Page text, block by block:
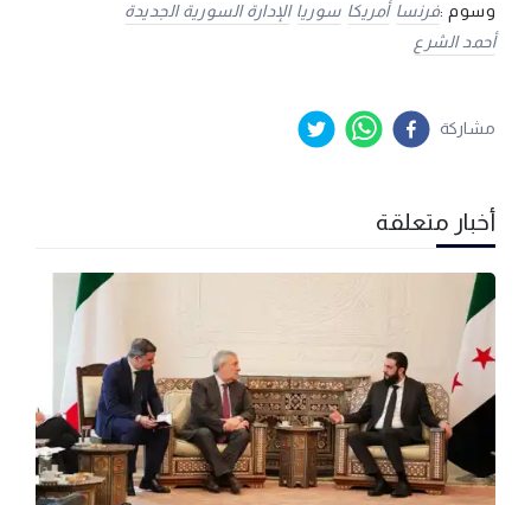
وسوم :فرنسا أمريكا سوريا الإدارة السورية الجديدة
أحمد الشرع
مشاركة
أخبار متعلقة